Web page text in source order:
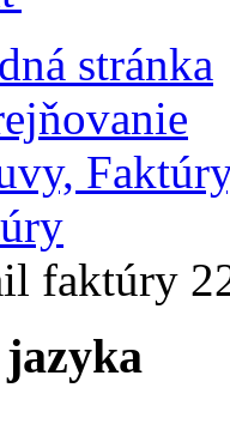
stránka
faktúry